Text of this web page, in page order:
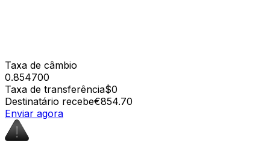
Taxa de câmbio
0.854700
Taxa de transferência$0
Destinatário recebe€854.70
Enviar agora